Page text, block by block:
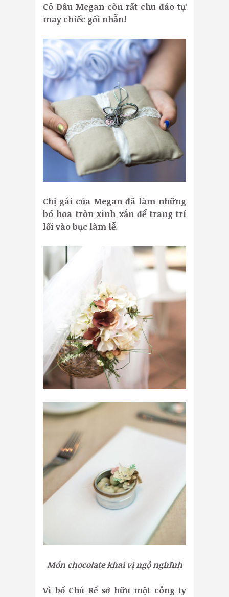
Cô Dâu Megan còn rất chu đáo tự
may chiếc gối nhẫn!
Chị gái của Megan đã làm những
bó hoa tròn xinh xắn để trang trí
lối vào bục làm lễ.
Món chocolate khai vị ngộ nghĩnh
Vì bố Chú Rể sở hữu một công ty